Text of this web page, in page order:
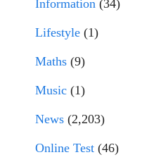
Information (34)
Lifestyle (1)
Maths (9)
Music (1)
News (2,203)
Online Test (46)